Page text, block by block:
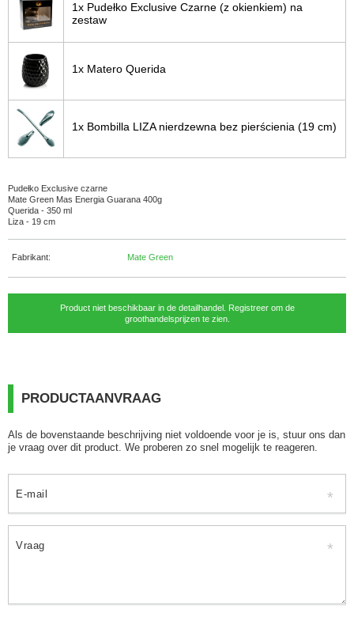
1x Pudełko Exclusive Czarne (z okienkiem) na
zestaw
1x Matero Querida
1x Bombilla LIZA nierdzewna bez pierścienia (19 cm)
Pudełko Exclusive czarne
Mate Green Mas Energia Guarana 400g
Querida - 350 ml
Liza - 19 cm
Fabrikant: Mate Green
Product niet beschikbaar in de detailhandel. Registreer om de
groothandelsprijzen te zien.
PRODUCTAANVRAAG
Als de bovenstaande beschrijving niet voldoende voor je is, stuur ons dan
je vraag over dit product. We proberen zo snel mogelijk te reageren.
E-mail
Vraag